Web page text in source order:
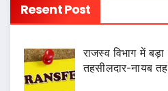
Resent Post
राजस्व विभाग में
तहसीलदार-नायब